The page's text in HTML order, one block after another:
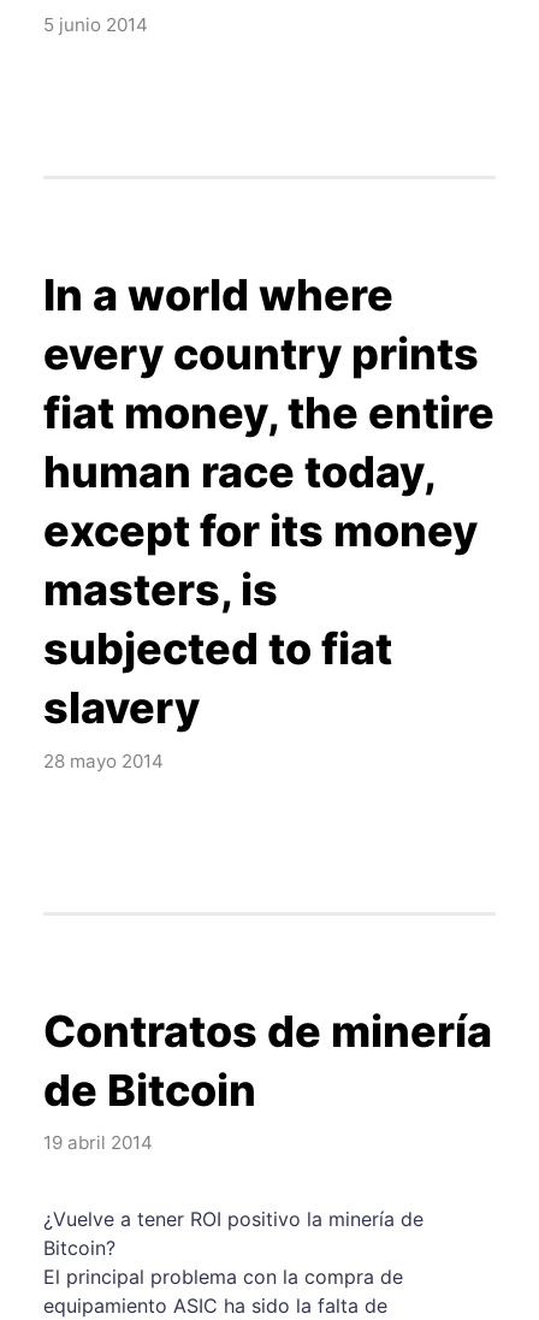
5 junio 2014
In a world where
every country prints
fiat money, the entire
human race today,
except for its money
masters, is
subjected to fiat
slavery
28 mayo 2014
Contratos de minería
de Bitcoin
19 abril 2014
¿Vuelve a tener ROI positivo la minería de
Bitcoin?
El principal problema con la compra de
equipamiento ASIC ha sido la falta de